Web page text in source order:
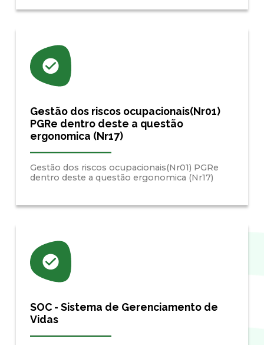
Gestão dos riscos ocupacionais(Nr01)
PGRe dentro deste a questão
ergonomica (Nr17)
Gestão dos riscos ocupacionais(Nr01) PGRe
dentro deste a questão ergonomica (Nr17)
SOC - Sistema de Gerenciamento de
Vidas